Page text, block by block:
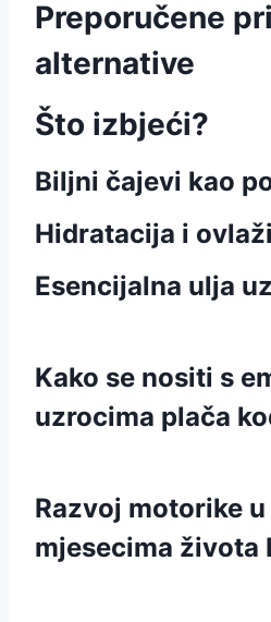
Preporučene
alternative
Što izbjeći?
Biljni čajevi kao
Hidratacija i
Esencijalna ulja
Kako se nositi s
uzrocima plača
Razvoj motorike
mjesecima života